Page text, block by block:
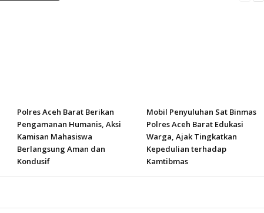
Polres Aceh Barat Berikan
Pengamanan Humanis, Aksi
Kamisan Mahasiswa
Berlangsung Aman dan
Kondusif
Mobil Penyuluhan Sat Binmas
Polres Aceh Barat Edukasi
Warga, Ajak Tingkatkan
Kepedulian terhadap
Kamtibmas